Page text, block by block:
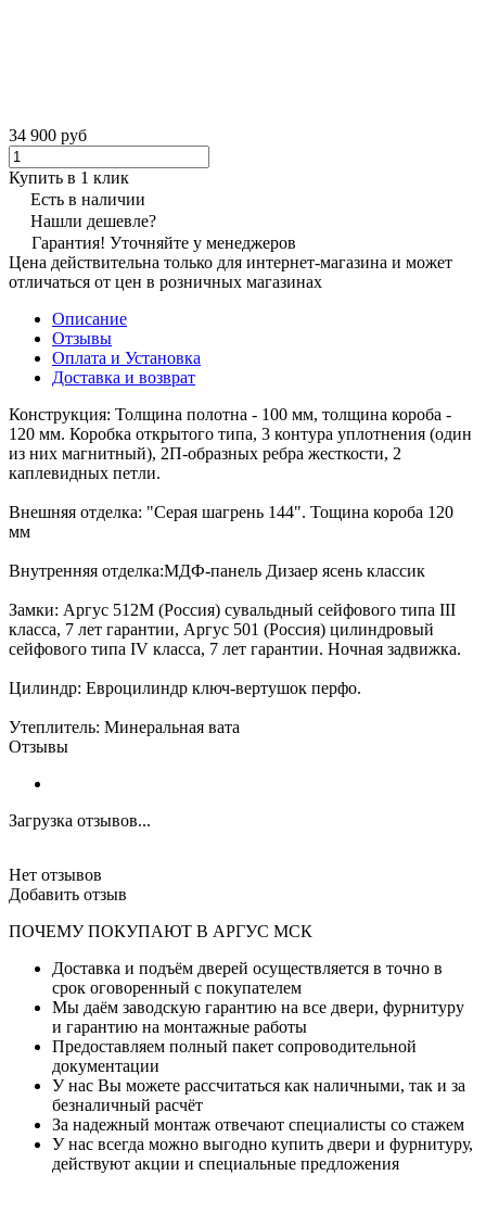
34 900 руб
Купить в 1 клик
Есть в наличии
Нашли дешевле?
Гарантия! Уточняйте у менеджеров
Цена действительна только для интернет-магазина и может
отличаться от цен в розничных магазинах
Описание
Отзывы
Оплата и Установка
Доставка и возврат
Конструкция: Толщина полотна - 100 мм, толщина короба -
120 мм. Коробка открытого типа, 3 контура уплотнения (один
из них магнитный), 2П-образных ребра жесткости, 2
каплевидных петли.
Внешняя отделка: "Серая шагрень 144". Тощина короба 120
мм
Внутренняя отделка:МДФ-панель Дизаер ясень классик
Замки: Аргус 512М (Россия) сувальдный сейфового типа III
класса, 7 лет гарантии, Аргус 501 (Россия) цилиндровый
сейфового типа IV класса, 7 лет гарантии. Ночная задвижка.
Цилиндр: Евроцилиндр ключ-вертушок перфо.
Утеплитель: Минеральная вата
Отзывы
Загрузка отзывов...
Нет отзывов
Добавить отзыв
ПОЧЕМУ ПОКУПАЮТ В АРГУС МСК
Доставка и подъём дверей осуществляется в точно в
срок оговоренный с покупателем
Мы даём заводскую гарантию на все двери, фурнитуру
и гарантию на монтажные работы
Предоставляем полный пакет сопроводительной
документации
У нас Вы можете рассчитаться как наличными, так и за
безналичный расчёт
За надежный монтаж отвечают специалисты со стажем
У нас всегда можно выгодно купить двери и фурнитуру,
действуют акции и специальные предложения